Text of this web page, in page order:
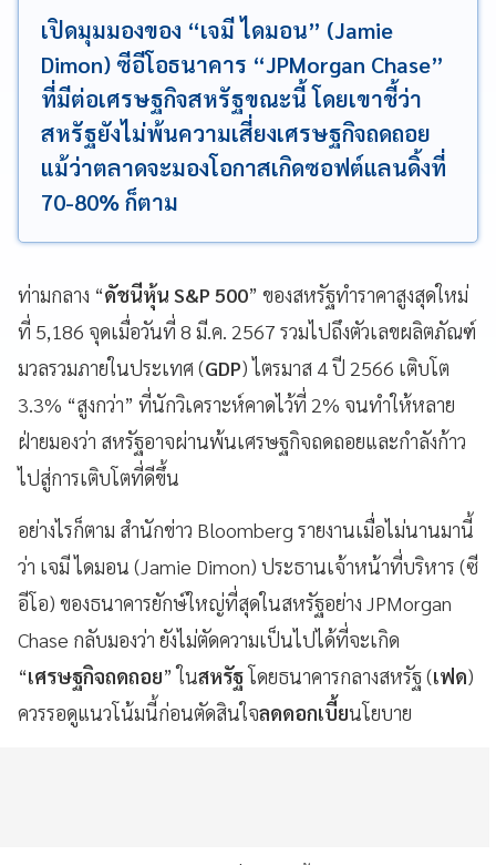
เปิดมุมมองของ “เจมี ไดมอน” (Jamie
Dimon) ซีอีโอธนาคาร “JPMorgan Chase”
ที่มีต่อเศรษฐกิจสหรัฐขณะนี้ โดยเขาชี้ว่า
สหรัฐยังไม่พ้นความเสี่ยงเศรษฐกิจถดถอย
แม้ว่าตลาดจะมองโอกาสเกิดซอฟต์แลนดิ้งที่
70-80% ก็ตาม
ท่ามกลาง “ดัชนีหุ้น S&P 500” ของสหรัฐทำราคาสูงสุดใหม่
ที่ 5,186 จุดเมื่อวันที่ 8 มี.ค. 2567 รวมไปถึงตัวเลขผลิตภัณฑ์
มวลรวมภายในประเทศ (GDP) ไตรมาส 4 ปี 2566 เติบโต
3.3% “สูงกว่า” ที่นักวิเคราะห์คาดไว้ที่ 2% จนทำให้หลาย
ฝ่ายมองว่า สหรัฐอาจผ่านพ้นเศรษฐกิจถดถอยและกำลังก้าว
ไปสู่การเติบโตที่ดีขึ้น
อย่างไรก็ตาม สำนักข่าว Bloomberg รายงานเมื่อไม่นานมานี้
ว่า เจมี ไดมอน (Jamie Dimon) ประธานเจ้าหน้าที่บริหาร (ซี
อีโอ) ของธนาคารยักษ์ใหญ่ที่สุดในสหรัฐอย่าง JPMorgan
Chase กลับมองว่า ยังไม่ตัดความเป็นไปได้ที่จะเกิด
“เศรษฐกิจถดถอย” ในสหรัฐโดยธนาคารกลางสหรัฐ (เฟด)
ควรรอดูแนวโน้มนี้ก่อนตัดสินใจลดดอกเบี้ยนโยบาย